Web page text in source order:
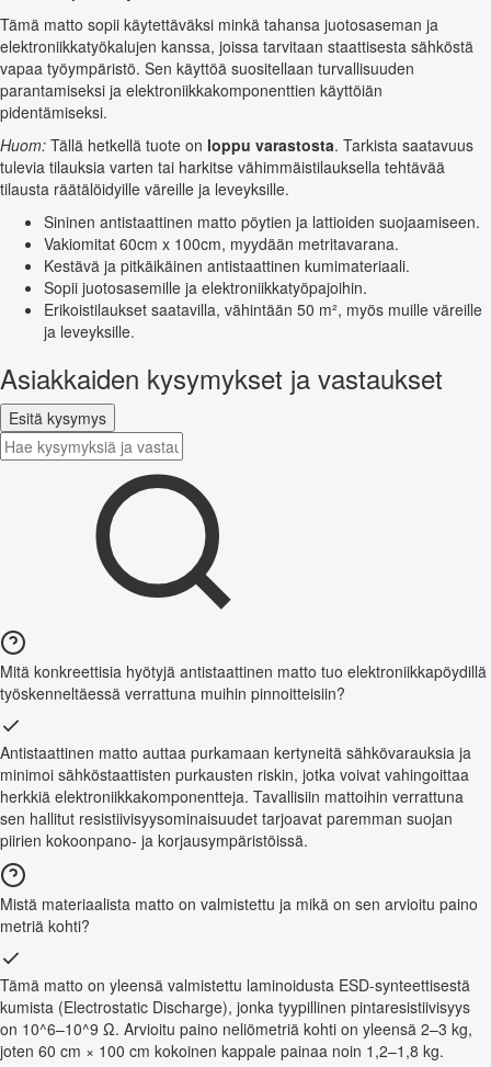
Tämä matto sopii käytettäväksi minkä tahansa juotosaseman ja
elektroniikkatyökalujen kanssa, joissa tarvitaan staattisesta sähköstä
vapaa työympäristö. Sen käyttöä suositellaan turvallisuuden
parantamiseksi ja elektroniikkakomponenttien käyttöiän
pidentämiseksi.
Huom: Tällä hetkellä tuote on loppu varastosta. Tarkista saatavuus
tulevia tilauksia varten tai harkitse vähimmäistilauksella tehtävää
tilausta räätälöidyille väreille ja leveyksille.
Sininen antistaattinen matto pöytien ja lattioiden suojaamiseen.
Vakiomitat 60cm x 100cm, myydään metritavarana.
Kestävä ja pitkäikäinen antistaattinen kumimateriaali.
Sopii juotosasemille ja elektroniikkatyöpajoihin.
Erikoistilaukset saatavilla, vähintään 50 m², myös muille väreille
ja leveyksille.
Asiakkaiden kysymykset ja vastaukset
Esitä kysymys
Mitä konkreettisia hyötyjä antistaattinen matto tuo elektroniikkapöydillä
työskenneltäessä verrattuna muihin pinnoitteisiin?
Antistaattinen matto auttaa purkamaan kertyneitä sähkövarauksia ja
minimoi sähköstaattisten purkausten riskin, jotka voivat vahingoittaa
herkkiä elektroniikkakomponentteja. Tavallisiin mattoihin verrattuna
sen hallitut resistiivisyysominaisuudet tarjoavat paremman suojan
piirien kokoonpano- ja korjausympäristöissä.
Mistä materiaalista matto on valmistettu ja mikä on sen arvioitu paino
metriä kohti?
Tämä matto on yleensä valmistettu laminoidusta ESD-synteettisestä
kumista (Electrostatic Discharge), jonka tyypillinen pintaresistiivisyys
on 10^6–10^9 Ω. Arvioitu paino neliömetriä kohti on yleensä 2–3 kg,
joten 60 cm × 100 cm kokoinen kappale painaa noin 1,2–1,8 kg.